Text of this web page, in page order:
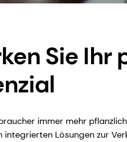
Sie Ihr
immer mehr
integrierten Lösungen zur